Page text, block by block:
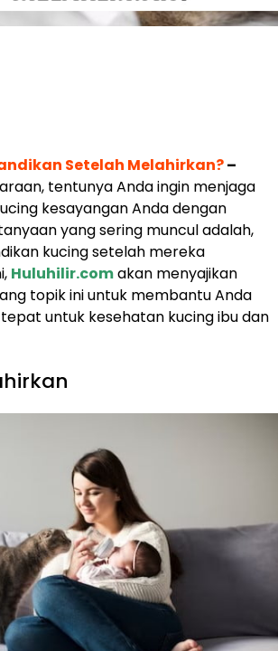
Setelah Melahirkan?–
tentunya Anda ingin menjaga
kesayangan Anda dengan
yang sering muncul adalah,
kucing setelah mereka
Huluhilir.comakan menyajikan
topik ini untuk membantu Anda
untuk kesehatan kucing ibu dan